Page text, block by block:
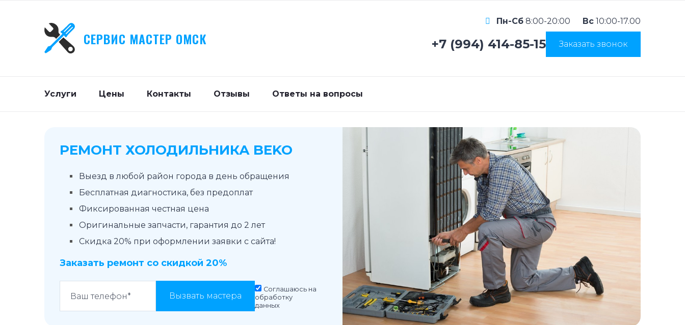
СЕРВИС МАСТЕР ОМСК
Пн-Сб 8:00-20:00 Вс 10:00-17.00
+7 (994) 414-85-15 Заказать звонок
Услуги Цены Контакты Отзывы Ответы на вопросы
РЕМОНТ ХОЛОДИЛЬНИКА BEKO
Выезд в любой район города в день обращения
Бесплатная диагностика, без предоплат
Фиксированная честная цена
Оригинальные запчасти, гарантия до 2 лет
Скидка 20% при оформлении заявки с сайта!
Заказать ремонт со скидкой 20%
Вызвать мастера
Соглашаюсь на
обработку
данных